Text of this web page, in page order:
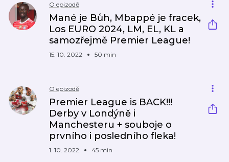
O epizodě
Mané je Bůh, Mbappé je fracek,
Los EURO 2024, LM, EL, KL a
samozřejmě Premier League!
15. 10. 2022 50 min
O epizodě
Premier League is BACK!!!
Derby v Londýně i
Manchesteru + souboje o
prvního i posledního fleka!
1. 10. 2022 45 min